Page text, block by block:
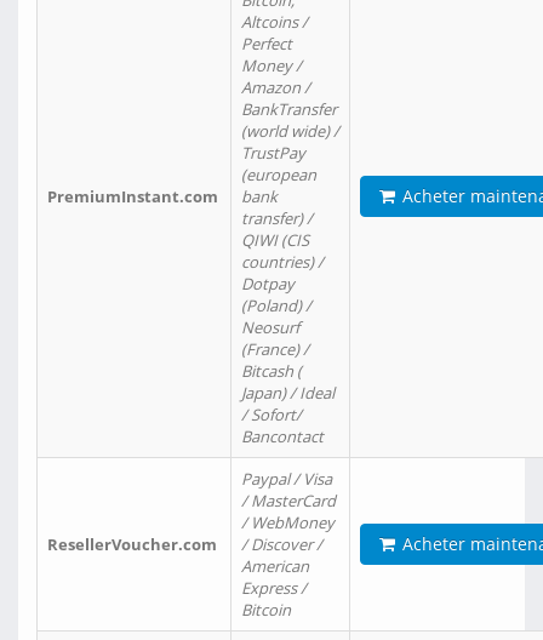
PremiumInstant.com
Altcoins /
Perfect
Money /
Amazon /
BankTransfer
(world wide) /
TrustPay
(european
bank
transfer) /
QIWI (CIS
countries) /
Dotpay
(Poland) /
Neosurf
(France) /
Bitcash (
Japan) / Ideal
/ Sofort/
Bancontact
Acheter
ResellerVoucher.com
Paypal / Visa
/ MasterCard
/ WebMoney
/ Discover /
American
Express /
Bitcoin
Acheter